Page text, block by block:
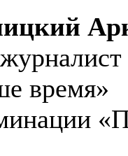
время»